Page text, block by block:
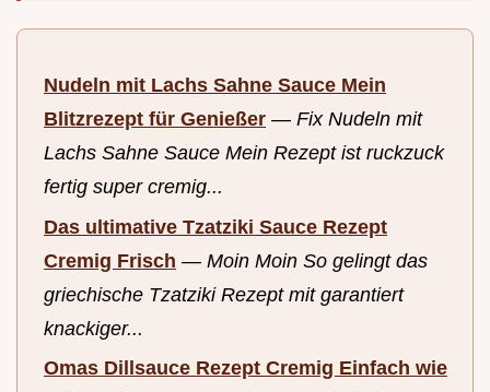
Nudeln mit Lachs Sahne Sauce Mein
Blitzrezept für Genießer — Fix Nudeln mit
Lachs Sahne Sauce Mein Rezept ist ruckzuck
fertig super cremig...
Das ultimative Tzatziki Sauce Rezept
Cremig Frisch — Moin Moin So gelingt das
griechische Tzatziki Rezept mit garantiert
knackiger...
Omas Dillsauce Rezept Cremig Einfach wie